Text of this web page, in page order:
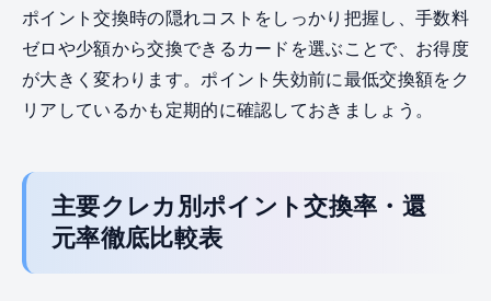
ポイント交換時の隠れコストをしっかり把握し、手数料
ゼロや少額から交換できるカードを選ぶことで、お得度
が大きく変わります。ポイント失効前に最低交換額をク
リアしているかも定期的に確認しておきましょう。
主要クレカ別ポイント交換率・還
元率徹底比較表